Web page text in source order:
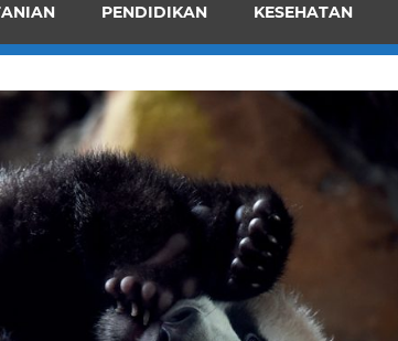
PENDIDIKAN KESEHATAN